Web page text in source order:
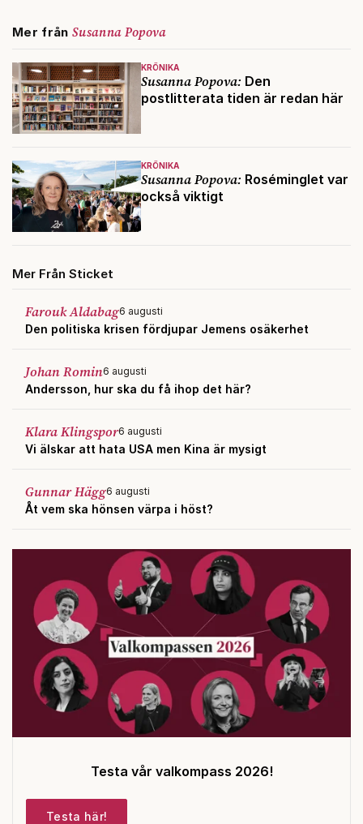
Mer från Susanna Popova
KRÖNIKA
Susanna Popova: Den
postlitterata tiden är redan här
KRÖNIKA
Susanna Popova: Roséminglet var
också viktigt
Mer Från Sticket
Farouk Aldabag6 augusti
Den politiska krisen fördjupar Jemens osäkerhet
Johan Romin6 augusti
Andersson, hur ska du få ihop det här?
Klara Klingspor6 augusti
Vi älskar att hata USA men Kina är mysigt
Gunnar Hägg6 augusti
Åt vem ska hönsen värpa i höst?
Testa vår valkompass 2026!
Testa här!